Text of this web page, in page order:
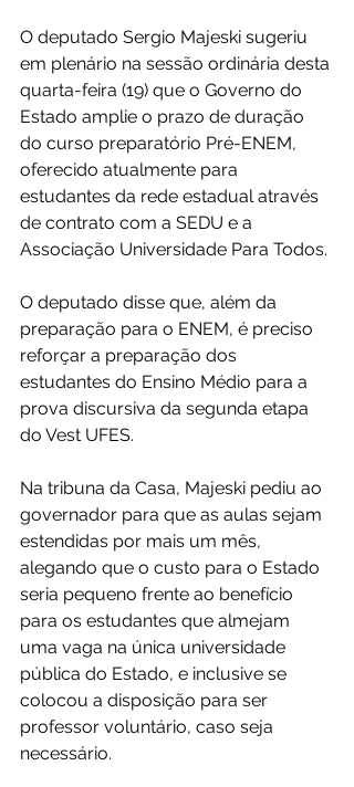
O deputado Sergio Majeski sugeriu
em plenário na sessão ordinária desta
quarta-feira (19) que o Governo do
Estado amplie o prazo de duração
do curso preparatório Pré-ENEM,
oferecido atualmente para
estudantes da rede estadual através
de contrato com a SEDU e a
Associação Universidade Para Todos.
O deputado disse que, além da
preparação para o ENEM, é preciso
reforçar a preparação dos
estudantes do Ensino Médio para a
prova discursiva da segunda etapa
do Vest UFES.
Na tribuna da Casa, Majeski pediu ao
governador para que as aulas sejam
estendidas por mais um mês,
alegando que o custo para o Estado
seria pequeno frente ao benefício
para os estudantes que almejam
uma vaga na única universidade
pública do Estado, e inclusive se
colocou a disposição para ser
professor voluntário, caso seja
necessário.